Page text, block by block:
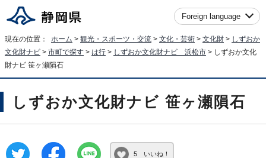
Foreign language
現在の位置： ホーム > 観光・スポーツ・交流 > 文化・芸術 > 文化財 > しずおか
文化財ナビ > 市町で探す > は行 > しずおか文化財ナビ 浜松市 > しずおか文化
財ナビ 笹ヶ瀬隕石
しずおか文化財ナビ 笹ヶ瀬隕石
5 いいね！